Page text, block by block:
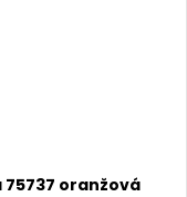
75737 oranžová